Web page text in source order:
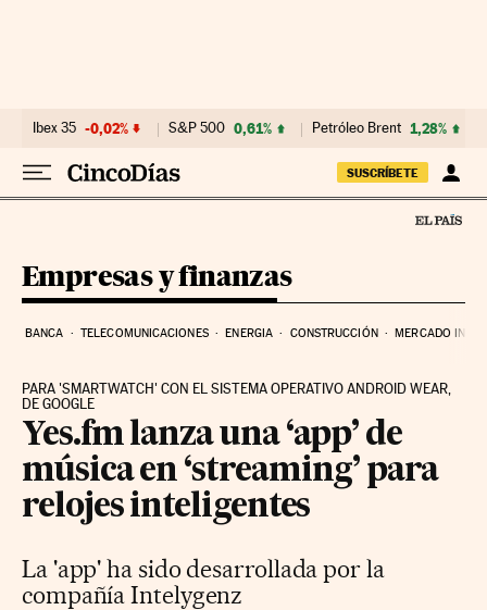
Ibex 35 -0,02% S&P 500 0,61% Petróleo Brent 1,28%
SUSCRÍBETE
Empresas y finanzas
BANCA TELECOMUNICACIONES ENERGIA CONSTRUCCIÓN MERCADO
PARA 'SMARTWATCH' CON EL SISTEMA OPERATIVO ANDROID WEAR,
DE GOOGLE
Yes.fm lanza una ‘app’ de
música en ‘streaming’ para
relojes inteligentes
La 'app' ha sido desarrollada por la
compañía Intelygenz